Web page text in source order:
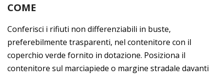
COME
Conferisci i rifiuti non differenziabili in buste,
preferebilmente trasparenti, nel contenitore con il
coperchio verde fornito in dotazione. Posiziona il
contenitore sul marciapiede o margine stradale davanti